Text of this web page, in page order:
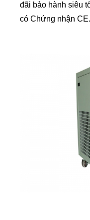
đãi bảo hành siêu
có Chứng nhận CE.